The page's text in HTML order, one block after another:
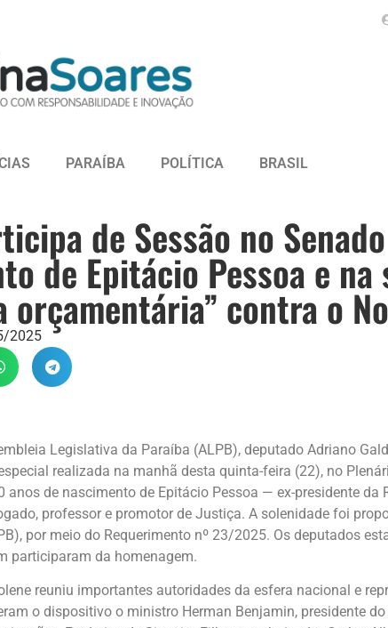
PARAÍBA POLÍTICA BRASIL
de Sessão no
de Epitácio Pessoa e
orçamentária” contra o
2025
Legislativa da Paraíba (ALPB), deputado Adriano
realizada na manhã desta quinta-feira (22), no
anos de nascimento de Epitácio Pessoa — ex-presidente da
professor e promotor de Justiça. A solenidade foi
por meio do Requerimento nº 23/2025. Os deputados
participaram da homenagem.
reuniu importantes autoridades da esfera nacional e
o dispositivo o ministro Herman Benjamin, presidente